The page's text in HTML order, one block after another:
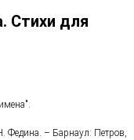
Стихи для
Федина. – Барнаул: Петров,